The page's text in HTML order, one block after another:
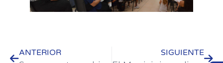
ANTERIOR SIGUIENTE